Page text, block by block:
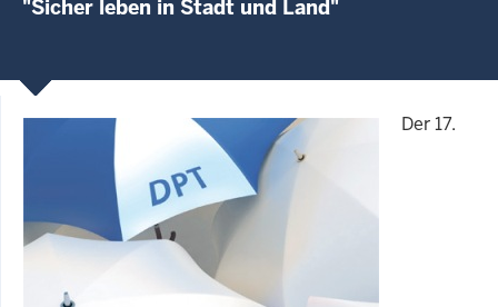
"Sicher leben in Stadt und Land"
Der 17.